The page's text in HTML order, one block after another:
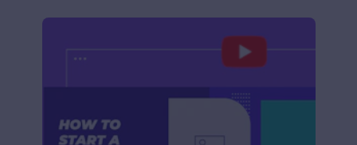
Descubre estas 30 plantillas de banner para